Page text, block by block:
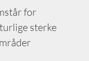
for
sterke